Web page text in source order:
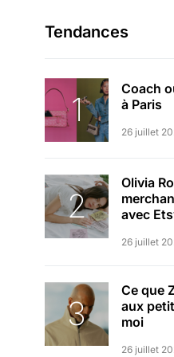
Tendances
Coach
à Paris
26 juillet
Olivia
avec
26 juillet
Ce que
aux
moi
26 juillet